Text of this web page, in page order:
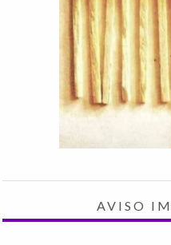
AVISO